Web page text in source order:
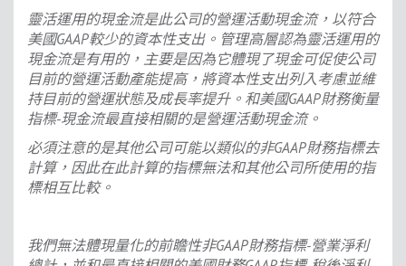
靈活運用的現金流是此公司的營運活動現金流，以符合
美國GAAP較少的資本性支出。管理高層認為靈活運用的
現金流是有用的，主要是因為它體現了現金可促使公司
目前的營運活動產能提高，將資本性支出列入考慮並維
持目前的營運狀態及成長率提升。和美國GAAP財務衡量
指標-現金流最直接相關的是營運活動現金流。
必須注意的是其他公司可能以類似的非GAAP財務指標去
計算，因此在此計算的指標無法和其他公司所使用的指
標相互比較。
我們無法體現量化的前瞻性非GAAP財務指標-營業淨利